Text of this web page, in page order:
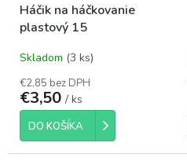
Háčik na háčkovanie
plastový 15
Skladom (3 ks)
€2,85 bez DPH
€3,50 / ks
DO KOŠÍKA